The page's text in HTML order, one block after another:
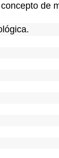
de